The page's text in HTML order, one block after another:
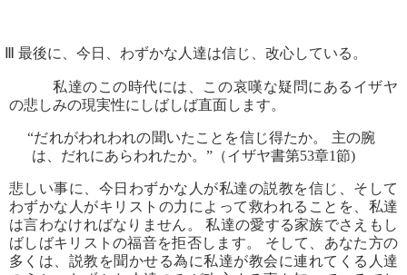
Ⅲ 最後に、今日、わずかな人達は信じ、改心している。
私達のこの時代には、この哀嘆な疑問にあるイザヤ
の悲しみの現実性にしばしば直面します。
“だれがわれわれの聞いたことを信じ得たか。 主の腕
は、だれにあらわれたか。”（イザヤ書第53章1節)
悲しい事に、今日わずかな人が私達の説教を信じ、そして
わずかな人がキリストの力によって救われることを、私達
は言わなければなりません。 私達の愛する家族でさえもし
ばしばキリストの福音を拒否します。 そして、あなた方の
多くは、説教を聞かせる為に私達が教会に連れてくる人達